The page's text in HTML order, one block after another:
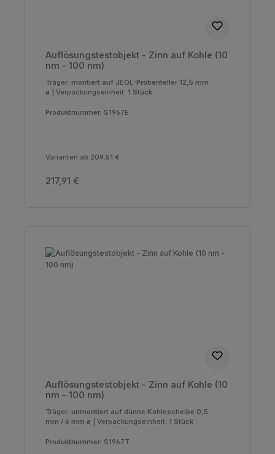
Auflösungstestobjekt - Zinn auf Kohle (10
nm - 100 nm)
Träger: montiert auf JEOL-Probenteller 12,5 mm
ø
Verpackungseinheit: 1 Stück
Produktnummer: S1967E
Varianten ab 209,51 €
Regulärer Preis:
217,91 €
Auflösungstestobjekt - Zinn auf Kohle (10
nm - 100 nm)
Träger: unmontiert auf dünne Kohlescheibe 0,5
mm / 6 mm ø
Verpackungseinheit: 1 Stück
Produktnummer: S1967T